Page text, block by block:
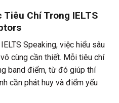
Chí Trong IELTS
Speaking, việc hiểu sâu
cùng cần thiết. Mỗi tiêu chí
band điểm, từ đó giúp thí
cần phát huy và điểm yếu